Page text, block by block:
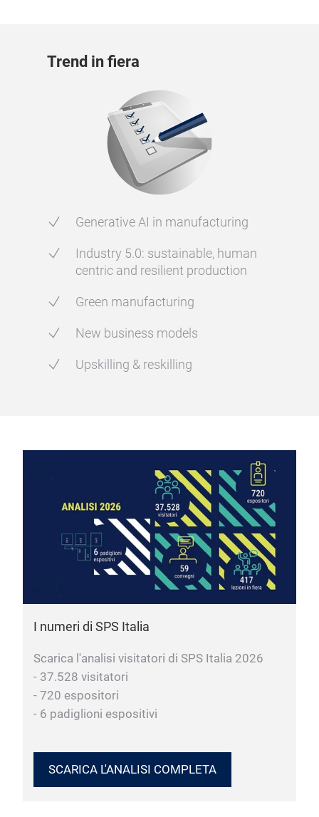
Trend in fiera
Generative AI in manufacturing
Industry 5.0: sustainable, human
centric and resilient production
Green manufacturing
New business models
Upskilling & reskilling
I numeri di SPS Italia
Scarica l'analisi visitatori di SPS Italia 2026
- 37.528 visitatori
- 720 espositori
- 6 padiglioni espositivi
SCARICA L'ANALISI COMPLETA